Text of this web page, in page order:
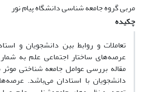
مربی گروه جامعه شناسی دانشگاه پیام نور
چکیده
تعاملات و روابط بین دانشجویان و
عرصه‌های ساختار اجتماعی علم به
مقاله بررسی عوامل جامعه شناختی موثر
دانشجویان با استادان می‌باشد.